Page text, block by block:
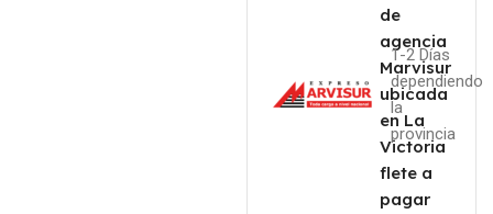
de
agencia
Marvisur
ubicada
en La
Victoria
flete a
pagar
1-2 Días
dependiendo
la
provincia